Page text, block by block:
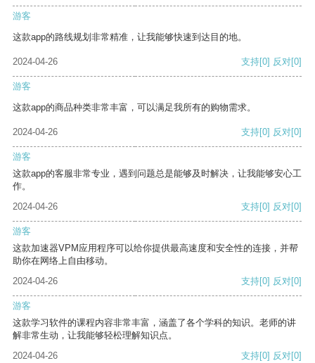
游客
这款app的路线规划非常精准，让我能够快速到达目的地。
2024-04-26 支持[0] 反对[0]
游客
这款app的商品种类非常丰富，可以满足我所有的购物需求。
2024-04-26 支持[0] 反对[0]
游客
这款app的客服非常专业，遇到问题总是能够及时解决，让我能够安心工
作。
2024-04-26
支持[0] 反对[0]
游客
这款加速器VPM应用程序可以给你提供最高速度和安全性的连接，并帮
助你在网络上自由移动。
2024-04-26
支持[0] 反对[0]
游客
这款学习软件的课程内容非常丰富，涵盖了各个学科的知识。老师的讲
解非常生动，让我能够轻松理解知识点。
2024-04-26
支持[0] 反对[0]